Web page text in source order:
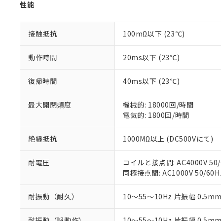
性能
接触抵抗 100mΩ以下 (23℃)
動作時間 20ms以下 (23℃)
復帰時間 40ms以下 (23℃)
最大開閉頻度
機械的: 18000回/時間
電気的: 1800回/時間
絶縁抵抗 1000MΩ以上 (DC500Vにて)
耐電圧
コイルと接点間: AC4000V
同極接点間: AC1000V 50/
耐振動（耐久） 10～55～10Hz 片振幅
当社制御機
在庫状況お
のであり、
い。
正式な納期
当社販売員に
在庫状況お
す。
マイパーツ
ている必要が
お客様が当
が、当社の
さい。
いる法人を
鉛(Pb) 1000ppm以下、
六価クロム(Cr(Ⅵ))
フタル酸ビス(2-エチル
ル（DBP） 1000ppm
但し、RoHS指令で産業
フタル酸エステル類の
※2 対応予定月
部品在庫の切り替
※3 非含有証明
下記の非含有証明
EU RoHS指令（10
51物質の非含有証
「－」：未確認で
Cr(Ⅵ)(六価クロム) :
※2 環境保護使用
「ｅ」：有害物
味します。
「－」：未確認で
などの必要
当社は規制
ます。
当社は貴社
置等に一切使
また当社は
たしません。
記
－
空
受注生